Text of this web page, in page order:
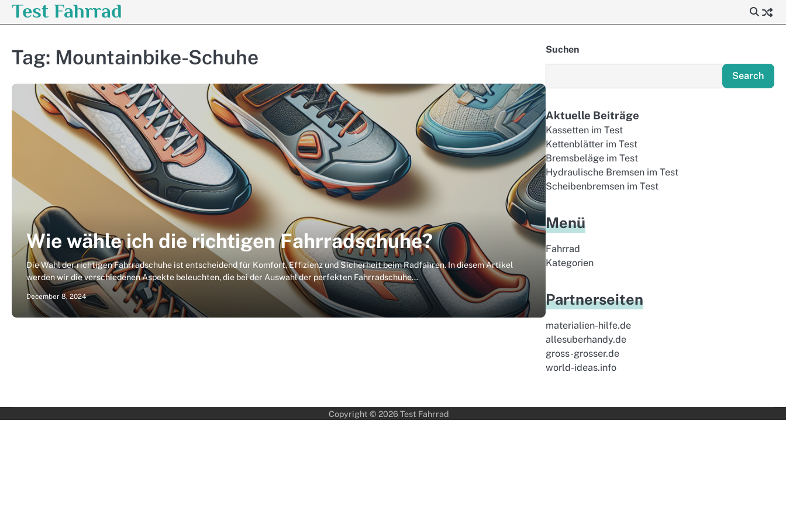
SkipTest Fahrrad
Tag: Mountainbike-Schuhe
Wie wähle ich die richtigen Fahrradschuhe?
Die Wahl der richtigen Fahrradschuhe ist entscheidend für Komfort, Effizienz und Sicherheit beim Radfahren. In diesem Artikel
werden wir die verschiedenen Aspekte beleuchten, die bei der Auswahl der perfekten Fahrradschuhe…
December 8, 2024
Suchen
Search
Aktuelle Beiträge
Kassetten im Test
Kettenblätter im Test
Bremsbeläge im Test
Hydraulische Bremsen im Test
Scheibenbremsen im Test
Menü
Fahrrad
Kategorien
Partnerseiten
materialien-hilfe.de
allesuberhandy.de
gross-grosser.de
world-ideas.info
Copyright © 2026 Test Fahrrad